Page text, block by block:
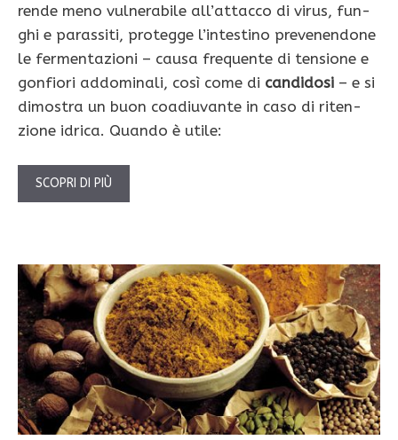
rende meno vulnerabile all’attacco di virus, fun­
ghi e parassiti, protegge l’intestino prevenendone
le fermentazioni – causa frequente di tensione e
gonfiori addominali, così come di candidosi – e si
dimostra un buon coadiuvante in caso di riten­
zione idrica. Quando è utile:
SCOPRI DI PIÙ